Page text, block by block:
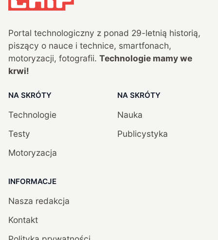
Portal technologiczny z ponad 29-letnią historią,
piszący o nauce i technice, smartfonach,
motoryzacji, fotografii. Technologie mamy we
krwi!
NA SKRÓTY
Technologie
Testy
Motoryzacja
NA SKRÓTY
Nauka
Publicystyka
INFORMACJE
Nasza redakcja
Kontakt